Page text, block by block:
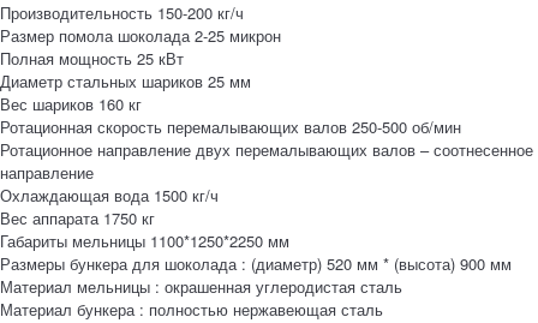
Производительность 150-200 кг/ч
Размер помола шоколада 2-25 микрон
Полная мощность 25 кВт
Диаметр стальных шариков 25 мм
Вес шариков 160 кг
Ротационная скорость перемалывающих валов 250-500 об/мин
Ротационное направление двух перемалывающих валов – соотнесенное
направление
Охлаждающая вода 1500 кг/ч
Вес аппарата 1750 кг
Габариты мельницы 1100*1250*2250 мм
Размеры бункера для шоколада : (диаметр) 520 мм * (высота) 900 мм
Материал мельницы : окрашенная углеродистая сталь
Материал бункера : полностью нержавеющая сталь